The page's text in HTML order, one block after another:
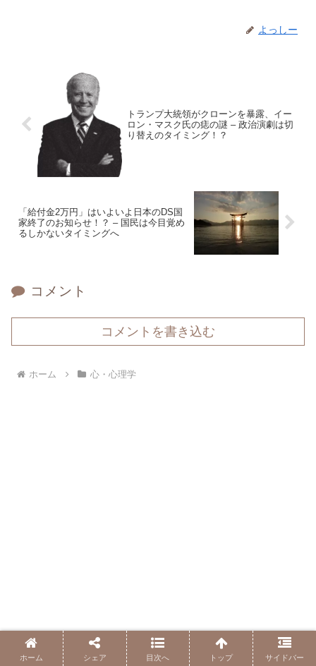
よっしー
トランプ大統領がクローンを暴露、イー
ロン・マスク氏の痣の謎 – 政治演劇は切
り替えのタイミング！？
「給付金2万円」はいよいよ日本のDS国
家終了のお知らせ！？ – 国民は今目覚め
るしかないタイミングへ
コメント
コメントを書き込む
ホーム 心・心理学
ブログをメールで購読（無料）
ホーム シェア 目次へ トップ サイドバー